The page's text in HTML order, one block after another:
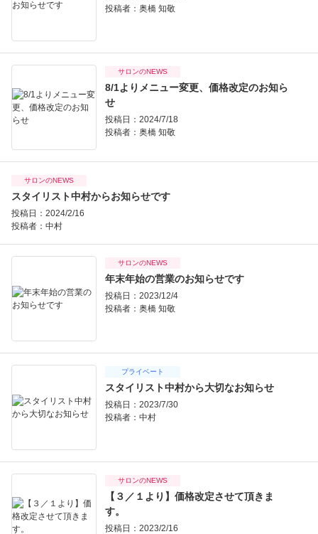
投稿者： 奥橋 知敬
サロンのNEWS
8/1よりメニュー変更、価格改定のお知ら
せ
投稿日：2024/7/18
投稿者： 奥橋 知敬
サロンのNEWS
スタイリスト中村からお知らせです
投稿日：2024/2/16
投稿者： 中村
サロンのNEWS
年末年始の営業のお知らせです
投稿日：2023/12/4
投稿者： 奥橋 知敬
プライベート
スタイリスト中村から大切なお知らせ
投稿日：2023/7/30
投稿者： 中村
サロンのNEWS
【３／１より】価格改定させて頂きま
す。
投稿日：2023/2/16